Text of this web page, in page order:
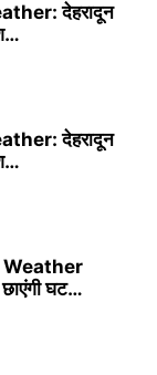
देहरादून
देहरादून
घट…